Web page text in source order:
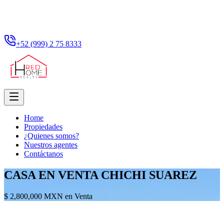
+52 (999) 2 75 8333
Home
Propiedades
¿Quienes somos?
Nuestros agentes
Contáctanos
CASA EN VENTA CHICHI SUAREZ
$ 2,800,000 MXN en Venta